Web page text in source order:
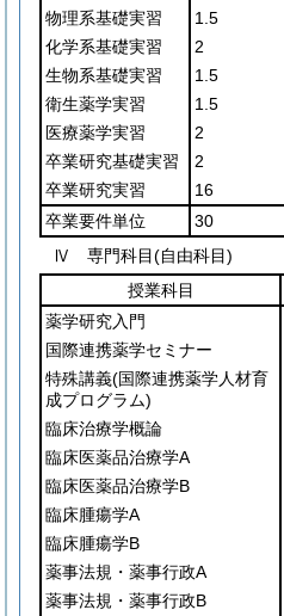
物理系基礎実習
1.5
化学系基礎実習
2
生物系基礎実習
1.5
衛生薬学実習
1.5
医療薬学実習
2
卒業研究基礎実習
2
卒業研究実習
16
卒業要件単位
30
Ⅳ 専門科目(自由科目)
授業科目
薬学研究入門
国際連携薬学セミナー
特殊講義(国際連携薬学人材育
成プログラム)
臨床治療学概論
臨床医薬品治療学A
臨床医薬品治療学B
臨床腫瘍学A
臨床腫瘍学B
薬事法規・薬事行政A
薬事法規・薬事行政B